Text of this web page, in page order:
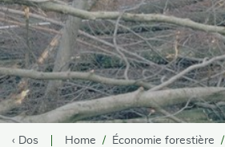
‹ Dos Home Économie forestière